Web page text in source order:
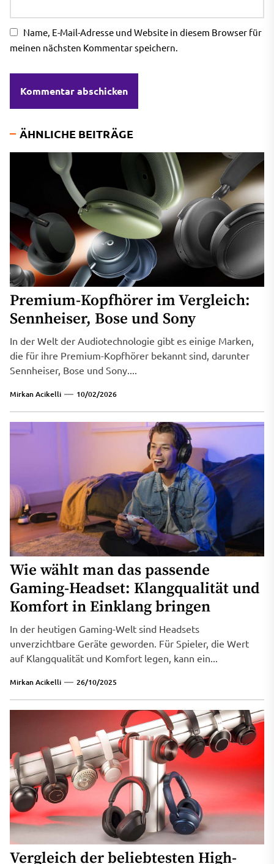
Name, E-Mail-Adresse und Website in diesem Browser für
meinen nächsten Kommentar speichern.
ÄHNLICHE BEITRÄGE
Premium-Kopfhörer im Vergleich:
Sennheiser, Bose und Sony
In der Welt der Audiotechnologie gibt es einige Marken,
die für ihre Premium-Kopfhörer bekannt sind, darunter
Sennheiser, Bose und Sony....
Mirkan Acikelli 10/02/2026
Wie wählt man das passende
Gaming-Headset: Klangqualität und
Komfort in Einklang bringen
In der heutigen Gaming-Welt sind Headsets
unverzichtbare Geräte geworden. Für Spieler, die Wert
auf Klangqualität und Komfort legen, kann ein...
Mirkan Acikelli 26/10/2025
Vergleich der beliebtesten High-